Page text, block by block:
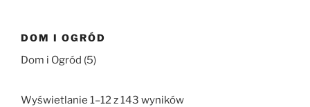
DOM I OGRÓD
Dom i Ogród (5)
Wyświetlanie 1–12 z 143 wyników